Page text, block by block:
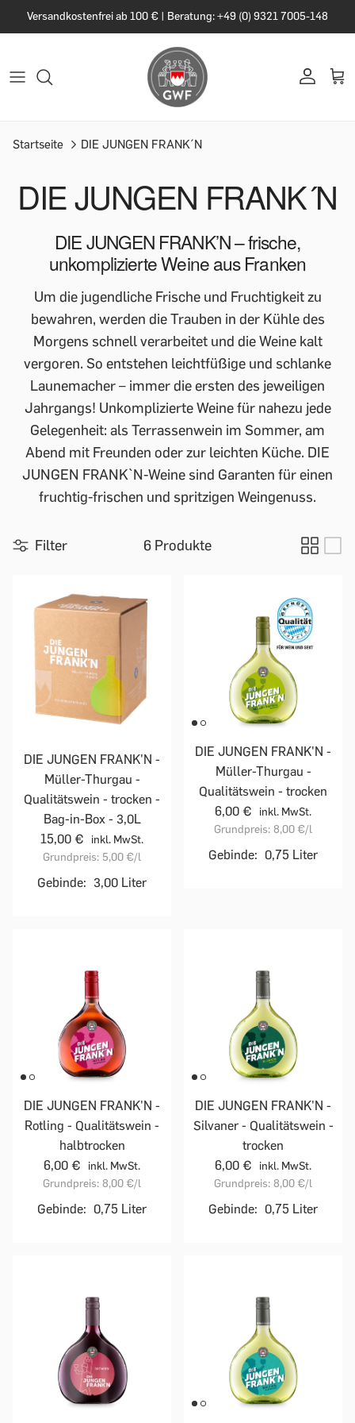
Versandkostenfrei ab 100 € | Beratung: +49 (0) 9321 7005-148
Startseite DIE JUNGEN FRANK´N
DIE JUNGEN FRANK´N
DIE JUNGEN FRANK’N – frische,
unkomplizierte Weine aus Franken
Um die jugendliche Frische und Fruchtigkeit zu
bewahren, werden die Trauben in der Kühle des
Morgens schnell verarbeitet und die Weine kalt
vergoren. So entstehen leichtfüßige und schlanke
Launemacher – immer die ersten des jeweiligen
Jahrgangs! Unkomplizierte Weine für nahezu jede
Gelegenheit: als Terrassenwein im Sommer, am
Abend mit Freunden oder zur leichten Küche. DIE
JUNGEN FRANK`N-Weine sind Garanten für einen
fruchtig-frischen und spritzigen Weingenuss.
Filter 6 Produkte
DIE JUNGEN FRANK'N -
Müller-Thurgau -
Qualitätswein - trocken -
Bag-in-Box - 3,0L
15,00 €
inkl. MwSt.
Grundpreis: 5,00 €/l
Gebinde: 3,00 Liter
DIE JUNGEN FRANK'N -
Müller-Thurgau -
Qualitätswein - trocken
6,00 €
inkl. MwSt.
Grundpreis: 8,00 €/l
Gebinde: 0,75 Liter
DIE JUNGEN FRANK'N -
Rotling - Qualitätswein -
halbtrocken
6,00 €
inkl. MwSt.
Grundpreis: 8,00 €/l
Gebinde: 0,75 Liter
DIE JUNGEN FRANK'N -
Silvaner - Qualitätswein -
trocken
6,00 €
inkl. MwSt.
Grundpreis: 8,00 €/l
Gebinde: 0,75 Liter